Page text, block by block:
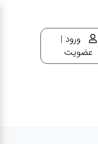
ورود |
عضویت